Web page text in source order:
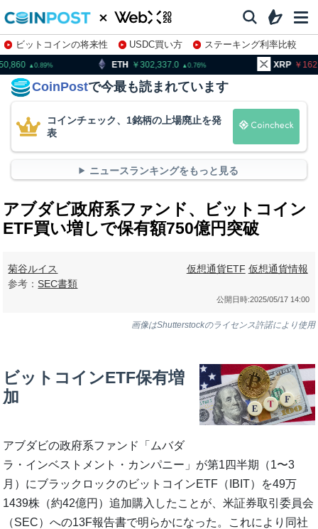
ビットコインの将来性 USDC買い方
ステーキング利率比較
株特集・関連銘柄
ETH 302,337.0 XRP 162.65
CoinPostで今最も読まれています
コインチェック、1銘柄の上場廃止を発
表
ニュースランキングをもっと見る
アブダビ政府系ファンド、ビットコイン
ETF買い増しで保有額750億円突破
菊谷ルイス
参考： SEC書類
仮想通貨ETF 仮想通貨情報
公開日時:2025/05/17 14:00
画像はShutterstockのライセンス許諾により使用
ビットコインETF保有増
加
アブダビの政府系ファンド「ムバダ
ラ・インベストメント・カンパニー」が第1四半期（1〜3
月）にブラックロックのビットコインETF（IBIT）を49万
1439株（約42億円）追加購入したことが、米証券取引委員会
（SEC）への13F報告書で明らかになった。これにより同社